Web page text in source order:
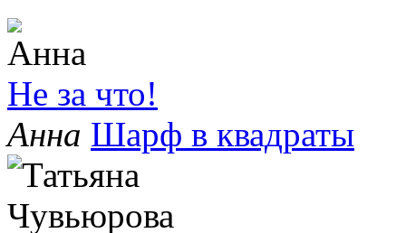
Не за что!
Анна Шарф в квадраты